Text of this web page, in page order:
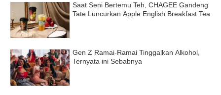
Saat Seni Bertemu Teh, CHAGEE Gandeng
Tate Luncurkan Apple English Breakfast Tea
Gen Z Ramai-Ramai Tinggalkan Alkohol,
Ternyata ini Sebabnya